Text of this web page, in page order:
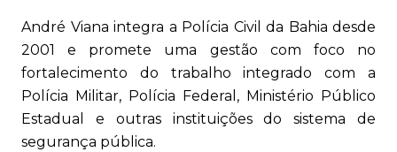
André Viana integra a Polícia Civil da Bahia desde
2001 e promete uma gestão com foco no
fortalecimento do trabalho integrado com a
Polícia Militar, Polícia Federal, Ministério Público
Estadual e outras instituições do sistema de
segurança pública.